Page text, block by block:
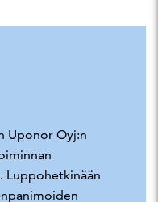
Uponor Oyj:n
Luppohetkinään